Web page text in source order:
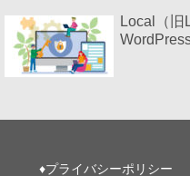
Local（旧
♦️プライバシーポリシー